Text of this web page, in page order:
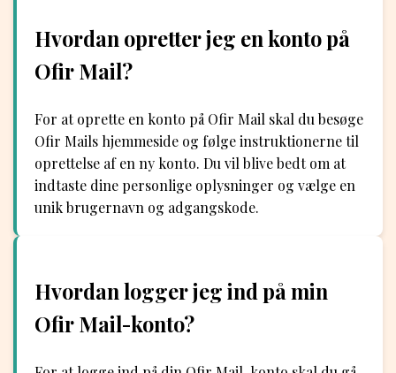
Hvordan opretter jeg en konto på
Ofir Mail?
For at oprette en konto på Ofir Mail skal du besøge
Ofir Mails hjemmeside og følge instruktionerne til
oprettelse af en ny konto. Du vil blive bedt om at
indtaste dine personlige oplysninger og vælge en
unik brugernavn og adgangskode.
Hvordan logger jeg ind på min
Ofir Mail-konto?